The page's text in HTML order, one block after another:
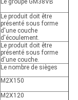
Le groupe GM38VB
Le produit doit être
présenté sous forme
d'une couche
d'écoulement.
Le produit doit être
présenté sous forme
d'une couche.
Le nombre de sièges
M2X150
M2X120